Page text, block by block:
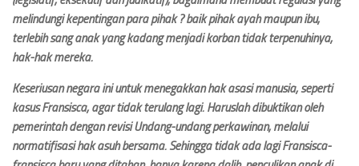
melindungi kepentingan para pihak ? baik pihak ayah maupun ibu,
terlebih sang anak yang kadang menjadi korban tidak terpenuhinya,
hak-hak mereka.
Keseriusan negara ini untuk menegakkan hak asasi manusia, seperti
kasus Fransisca, agar tidak terulang lagi. Haruslah dibuktikan oleh
pemerintah dengan revisi Undang-undang perkawinan, melalui
normatifisasi hak asuh bersama. Sehingga tidak ada lagi Fransisca-